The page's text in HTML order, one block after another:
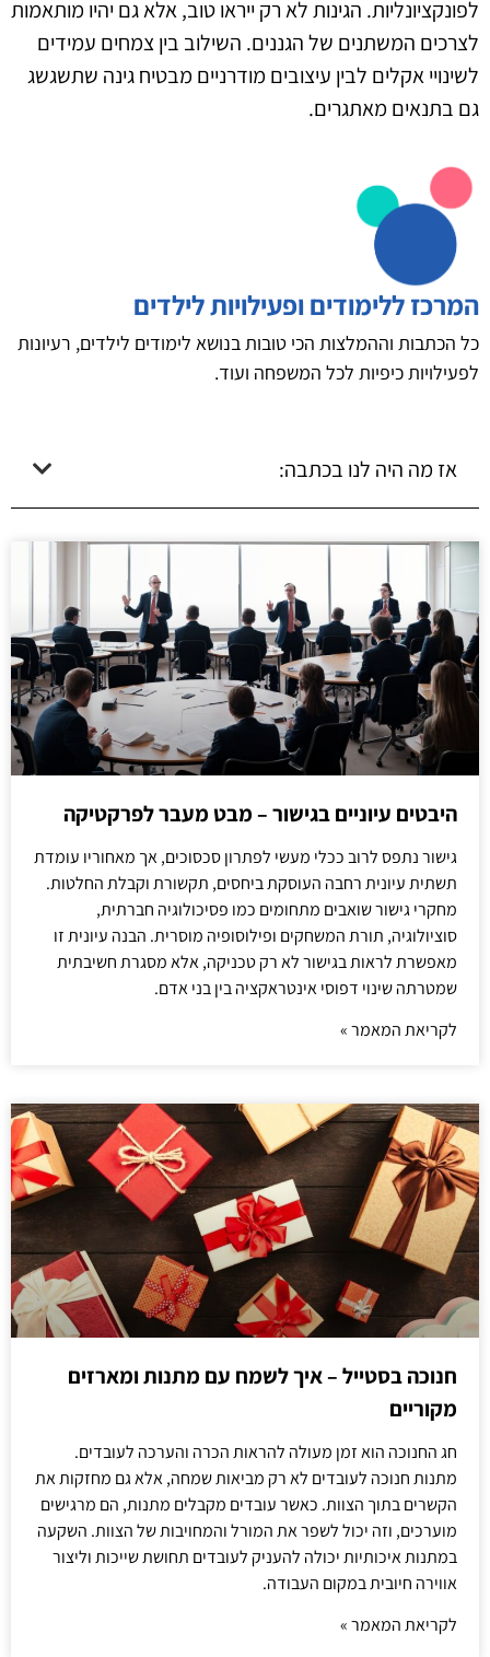
לפונקציונליות. הגינות לא רק ייראו טוב, אלא גם יהיו מותאמות
לצרכים המשתנים של הגננים. השילוב בין צמחים עמידים
לשינויי אקלים לבין עיצובים מודרניים מבטיח גינה שתשגשג
גם בתנאים מאתגרים.
המרכז ללימודים ופעילויות לילדים
כל הכתבות וההמלצות הכי טובות בנושא לימודים לילדים, רעיונות
לפעילויות כיפיות לכל המשפחה ועוד.
אז מה היה לנו בכתבה:
היבטים עיוניים בגישור – מבט מעבר לפרקטיקה
גישור נתפס לרוב ככלי מעשי לפתרון סכסוכים, אך מאחוריו עומדת
תשתית עיונית רחבה העוסקת ביחסים, תקשורת וקבלת החלטות.
מחקרי גישור שואבים מתחומים כמו פסיכולוגיה חברתית,
סוציולוגיה, תורת המשחקים ופילוסופיה מוסרית. הבנה עיונית זו
מאפשרת לראות בגישור לא רק טכניקה, אלא מסגרת חשיבתית
שמטרתה שינוי דפוסי אינטראקציה בין בני אדם.
לקריאת המאמר »
חנוכה בסטייל – איך לשמח עם מתנות ומארזים
מקוריים
חג החנוכה הוא זמן מעולה להראות הכרה והערכה לעובדים.
מתנות חנוכה לעובדים לא רק מביאות שמחה, אלא גם מחזקות את
הקשרים בתוך הצוות. כאשר עובדים מקבלים מתנות, הם מרגישים
מוערכים, וזה יכול לשפר את המורל והמחויבות של הצוות. השקעה
במתנות איכותיות יכולה להעניק לעובדים תחושת שייכות וליצור
אווירה חיובית במקום העבודה.
לקריאת המאמר »